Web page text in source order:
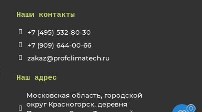
Наши контакты
+7 (495) 532-80-30
+7 (909) 644-00-66
zakaz@profclimatech.ru
Наш адрес
Московская область, городской
округ Красногорск, деревня
0